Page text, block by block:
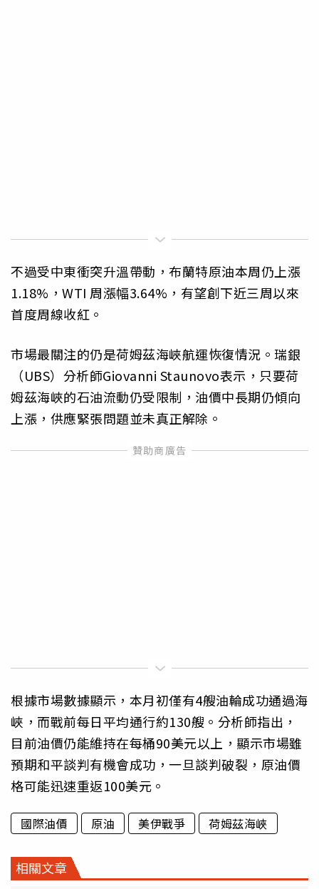
不過受中東衝突升溫帶動，布蘭特原油本周仍上漲
1.18%，WTI 周漲幅3.64%，有望創下近三周以來
首度周線收紅。
市場最關注的仍是荷姆茲海峽航運恢復情況。瑞銀
（UBS）分析師Giovanni Staunovo表示，只要荷
姆茲海峽的石油流動仍受限制，油價中長期仍傾向
上漲，供應緊張問題並未真正解除。
根據市場數據顯示，本月初僅有4艘油輪成功通過海
峽，而戰前每日平均通行約130艘。分析師指出，
目前油價仍能維持在每桶90美元以上，顯示市場雖
預期和平談判有機會成功，一旦談判破裂，原油價
格可能迅速重返100美元。
國際油價 原油 美伊戰爭 荷姆茲海峽
相關文章